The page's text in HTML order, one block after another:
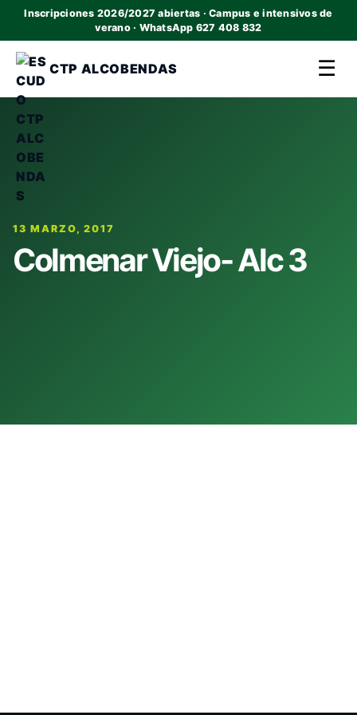
Inscripciones 2026/2027 abiertas · Campus e intensivos de
verano · WhatsApp 627 408 832
CTP ALCOBENDAS ☰
13 MARZO, 2017
Colmenar Viejo- Alc 3